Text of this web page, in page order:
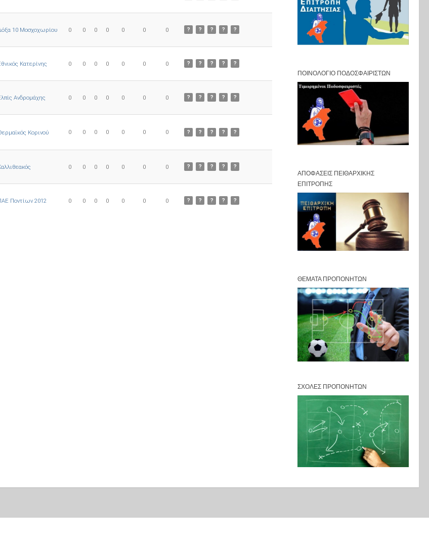
10 Μοσχοχωρίου 0 0 0 0 0 0 0 ? ? ? ? ?
Κατερίνης 0 0 0 0 0 0 0 ? ? ? ? ?
Ανδρομάχης 0 0 0 0 0 0 0 ? ? ? ? ?
Κορινού 0 0 0 0 0 0 0 ? ? ? ? ?
0 0 0 0 0 0 0 ? ? ? ? ?
Ποντίων 2012 0 0 0 0 0 0 0 ? ? ? ? ?
ΠΟΙΝΟΛΌΓΙΟ ΠΟΔΟΣΦΑΙΡΙΣΤΏΝ
ΑΠΟΦΆΣΕΙΣ ΠΕΙΘΑΡΧΙΚΉΣ
ΕΠΙΤΡΟΠΉΣ
ΘΈΜΑΤΑ ΠΡΟΠΟΝΗΤΏΝ
ΣΧΟΛΈΣ ΠΡΟΠΟΝΗΤΏΝ